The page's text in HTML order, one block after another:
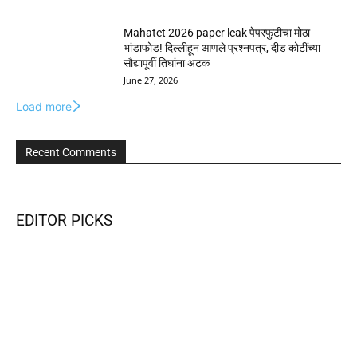
Mahatet 2026 paper leak पेपरफुटीचा मोठा
भांडाफोड! दिल्लीहून आणले प्रश्नपत्र, दीड कोटींच्या
सौद्यापूर्वी तिघांना अटक
June 27, 2026
Load more
Recent Comments
EDITOR PICKS